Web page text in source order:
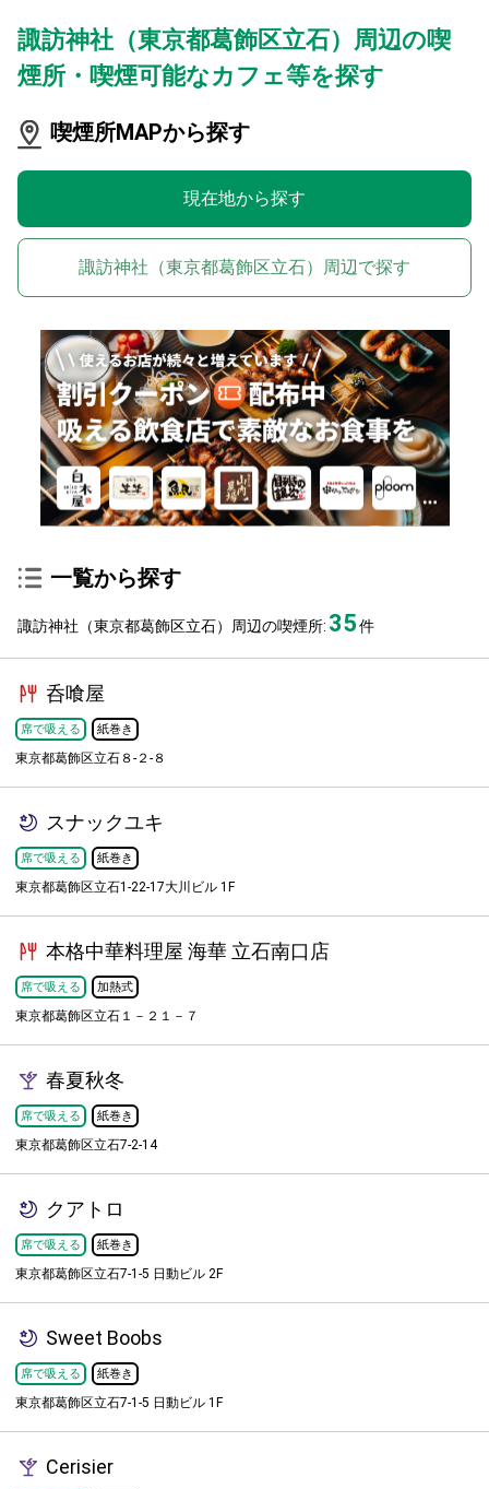
諏訪神社（東京都葛飾区立石）周辺の喫
煙所・喫煙可能なカフェ等を探す
喫煙所MAPから探す
現在地から探す
諏訪神社（東京都葛飾区立石）周辺で探す
一覧から探す
諏訪神社（東京都葛飾区立石）周辺の喫煙所: 35件
呑喰屋
席で吸える 紙巻き
東京都葛飾区立石８-２-８
スナックユキ
席で吸える 紙巻き
東京都葛飾区立石1-22-17大川ビル 1F
本格中華料理屋 海華 立石南口店
席で吸える 加熱式
東京都葛飾区立石１－２１－７
春夏秋冬
席で吸える 紙巻き
東京都葛飾区立石7-2-14
クアトロ
席で吸える 紙巻き
東京都葛飾区立石7-1-5 日動ビル 2F
Sweet Boobs
席で吸える 紙巻き
東京都葛飾区立石7-1-5 日動ビル 1F
Cerisier